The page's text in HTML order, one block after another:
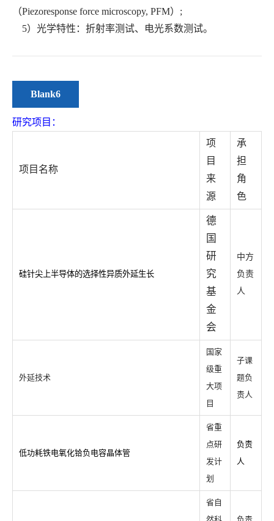
（Piezoresponse force microscopy, PFM）;
5）光学特性：折射率测试、电光系数测试。
Blank6
研究项目：
项目名称
项
目
来
源
承
担
角
色
硅针尖上半导体的选择性异质外延生长
德
国
研
究
基
金
会
中方
负责
人
外延技术
国家
级重
大项
目
子课
题负
责人
低功耗铁电氧化铪负电容晶体管
省重
点研
发计
划
负责
人
省自